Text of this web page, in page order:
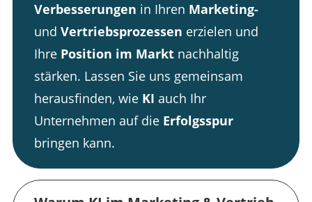
Verbesserungen in Ihren Marketing-
und Vertriebsprozessen erzielen und
Ihre Position im Marktnachhaltig
stärken. Lassen Sie uns gemeinsam
herausfinden, wie KI auch Ihr
Unternehmen auf die Erfolgsspur
bringen kann.